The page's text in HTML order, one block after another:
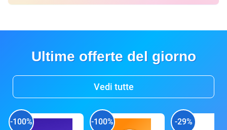
Ultime offerte del giorno
Vedi tutte
-100% -100% -29%